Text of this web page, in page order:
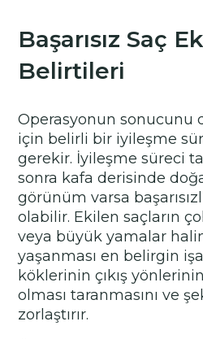
Başarısız Saç
Belirtileri
Operasyonun sonucunu
için belirli bir iyileşme
gerekir. İyileşme süreci
sonra kafa derisinde
görünüm varsa
olabilir. Ekilen saçların
veya büyük yamalar
yaşanması en belirgin
köklerinin çıkış
olması taranmasını ve
zorlaştırır.